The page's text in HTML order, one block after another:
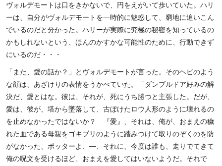
ヴォルデモートは口をきかないで、円をえがいて歩いていた。ハリ
ーは、自分がヴォルデモートを一時的に魅惑して、窮地に追いこん
でいるのだと分かった。ハリーが実際に究極の秘密を知っているの
かもしれないという、ほんのかすかな可能性のために、行動できず
にいるのだ・・・
「また、愛の話か？」とヴォルデモートが言った。そのヘビのよう
な顔は、あざけりの表情をうかべていた。「ダンブルドア好みの解
決だ、愛とはな。彼は、それが、死にうち勝つと主張した。だが、
愛は、彼が、塔から墜落して、古ぼけたロウ人形のように壊れるの
を止めなかったではないか？ 『愛』、それは、俺が、おまえの穢
れた血である母親をゴキブリのように踏みつけて取りのぞくのを防
がなかった、ポッターよ、―、それに、今度は誰も、走りでてきて
俺の呪文を受けるほど、おまえを愛してはいないようだ。それで